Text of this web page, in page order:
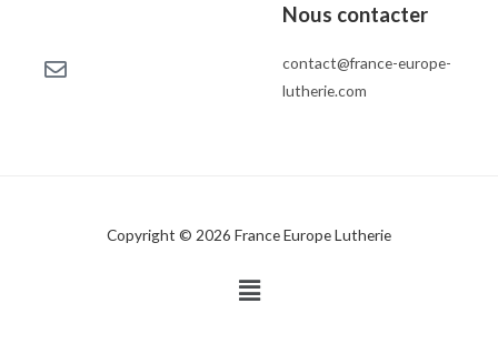
Nous contacter
contact@france-europe-
lutherie.com
Copyright © 2026 France Europe Lutherie
Menu